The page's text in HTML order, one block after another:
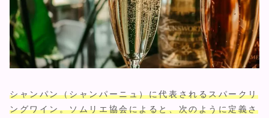
シャンパン（シャンパーニュ）に代表されるスパークリ
ングワイン。ソムリエ協会によると、次のように定義さ